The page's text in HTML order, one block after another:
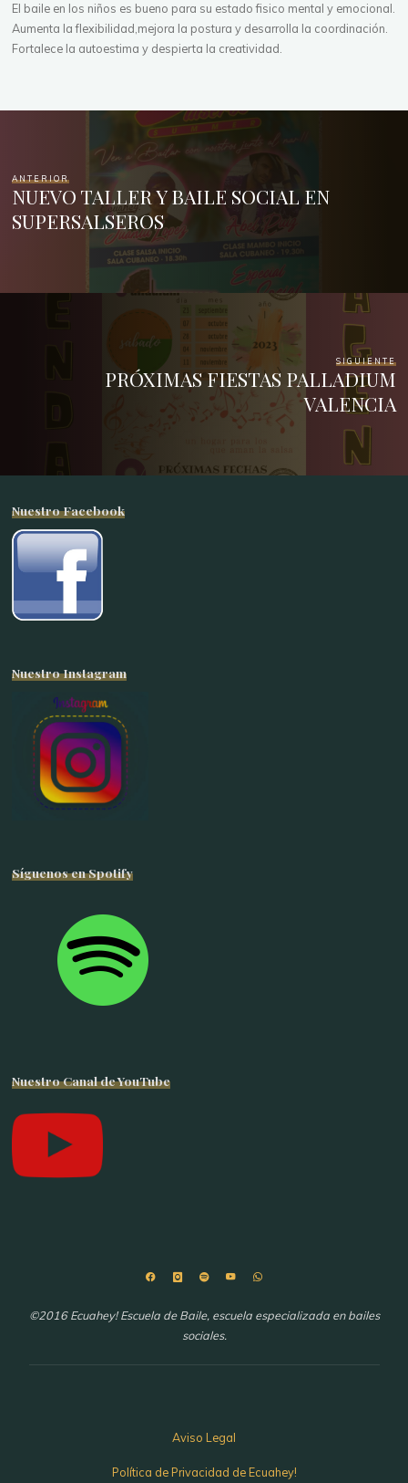
El baile en los niños es bueno para su estado fisico mental y emocional.
Aumenta la flexibilidad,mejora la postura y desarrolla la coordinación.
Fortalece la autoestima y despierta la creatividad.
ANTERIOR
NUEVO TALLER Y BAILE SOCIAL EN
SUPERSALSEROS
SIGUIENTE
PRÓXIMAS FIESTAS PALLADIUM
VALENCIA
Nuestro Facebook
Nuestro Instagram
Síguenos en Spotify
Nuestro Canal de YouTube
©2016 Ecuahey! Escuela de Baile, escuela especializada en bailes
sociales.
Aviso Legal
Política de Privacidad de Ecuahey!